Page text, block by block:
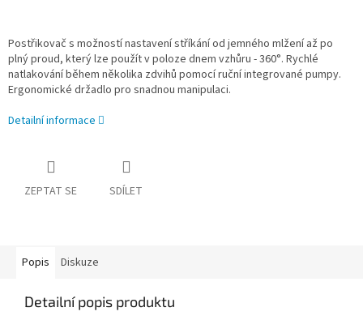
Postřikovač s možností nastavení stříkání od jemného mlžení až po
plný proud, který lze použít v poloze dnem vzhůru - 360°. Rychlé
natlakování během několika zdvihů pomocí ruční integrované pumpy.
Ergonomické držadlo pro snadnou manipulaci.
Detailní informace
ZEPTAT SE SDÍLET
Popis Diskuze
Detailní popis produktu